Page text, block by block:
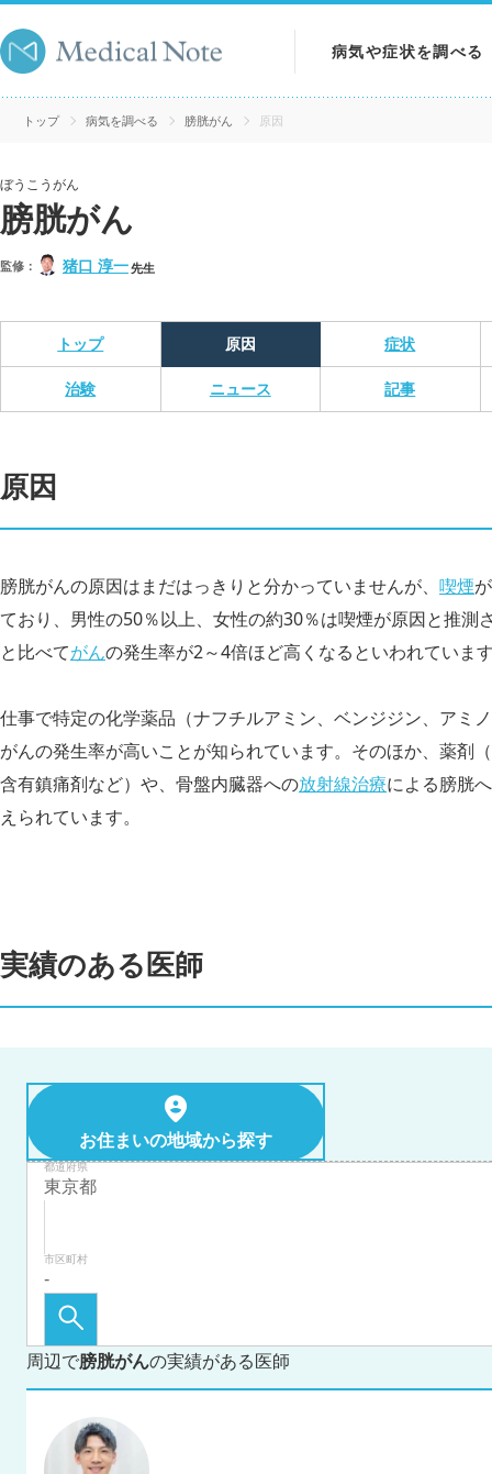
病気や症状を調べる
病気を調べる
トップ 病気を調べる 膀胱がん 原因
ぼうこうがん
膀胱がん
監修： 猪口 淳一先生
トップ 原因 症状
治験 ニュース 記事
原因
膀胱がんの原因はまだはっきりと分かっていませんが、 喫煙
ており、男性の50％以上、女性の約30％は喫煙が原因と推測
と比べてがんの発生率が2～4倍ほど高くなるといわれていま
仕事で特定の化学薬品（ナフチルアミン、ベンジジン、アミ
がんの発生率が高いことが知られています。そのほか、薬剤
含有鎮痛剤など）や、骨盤内臓器への放射線治療による膀胱
えられています。
実績のある医師
お住まいの地域から探す
都道府県
市区町村
周辺で膀胱がんの実績がある医師